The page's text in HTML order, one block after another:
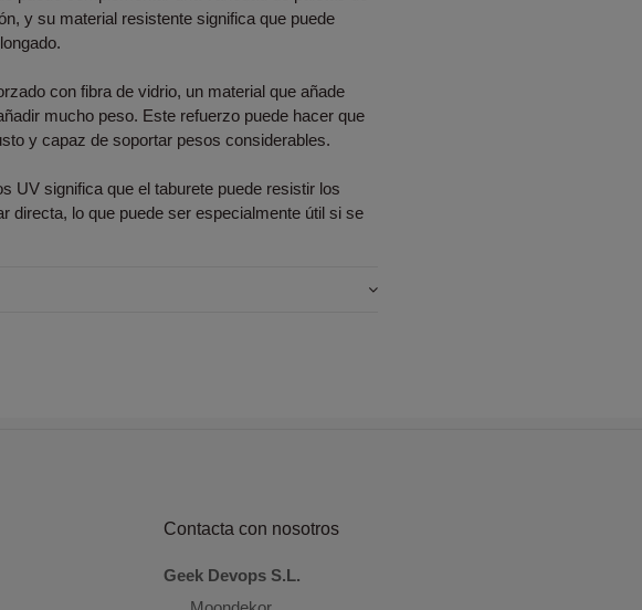
y su material resistente significa que puede
con fibra de vidrio, un material que añade
mucho peso. Este refuerzo puede hacer que
y capaz de soportar pesos considerables.
UV significa que el taburete puede resistir los
directa, lo que puede ser especialmente útil si se
Contacta con nosotros
Geek Devops S.L.